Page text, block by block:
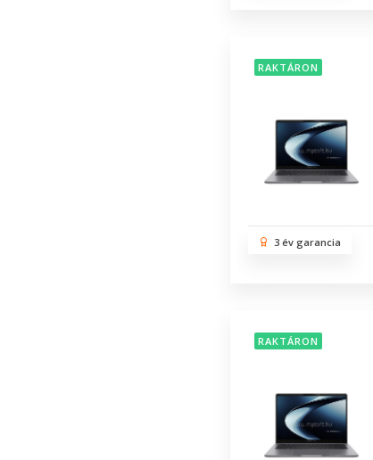
RAKTÁRON
3 év garancia
RAKTÁRON